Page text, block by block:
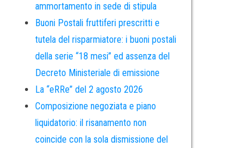
ammortamento in sede di stipula
Buoni Postali fruttiferi prescritti e
tutela del risparmiatore: i buoni postali
della serie “18 mesi” ed assenza del
Decreto Ministeriale di emissione
La “eRRe” del 2 agosto 2026
Composizione negoziata e piano
liquidatorio: il risanamento non
coincide con la sola dismissione del